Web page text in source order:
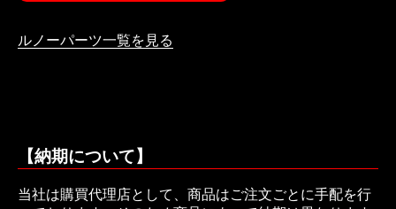
ルノーパーツ一覧を見る
【納期について】
当社は購買代理店として、商品はご注文ごとに手配を行